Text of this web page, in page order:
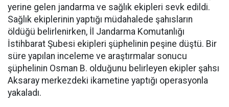
yerine gelen jandarma ve sağlık ekipleri sevk edildi.
Sağlık ekiplerinin yaptığı müdahalede şahısların
öldüğü belirlenirken, İl Jandarma Komutanlığı
İstihbarat Şubesi ekipleri şüphelinin peşine düştü. Bir
süre yapılan inceleme ve araştırmalar sonucu
şüphelinin Osman B. olduğunu belirleyen ekipler şahsı
Aksaray merkezdeki ikametine yaptığı operasyonla
yakaladı.